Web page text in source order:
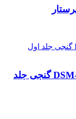
آسیب شناسی روانی بر اساس DSM-5-TR گنجی جلد